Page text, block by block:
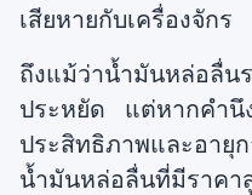
เสียหายกับเครื่องจักร
ถึงแม้ว่าน้ำมันหล่อลื่น
ประหยัด แต่หากคำนึง
ประสิทธิภาพและอายุ
น้ำมันหล่อลื่นที่มีราคา